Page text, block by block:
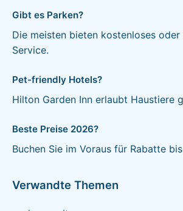
Gibt es Parken?
Die meisten bieten kostenloses
Service.
Pet-friendly Hotels?
Hilton Garden Inn erlaubt Haustiere
Beste Preise 2026?
Buchen Sie im Voraus für Rabatte
Verwandte Themen